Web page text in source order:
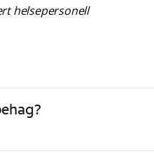
helsepersonell